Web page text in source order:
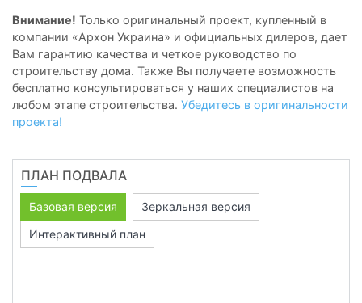
Внимание! Только оригинальный проект, купленный в
компании «Архон Украина» и официальных дилеров, дает
Вам гарантию качества и четкое руководство по
строительству дома. Также Вы получаете возможность
бесплатно консультироваться у наших специалистов на
любом этапе строительства. Убедитесь в оригинальности
проекта!
ПЛАН ПОДВАЛА
Базовая версия
Зеркальная версия
Интерактивный план